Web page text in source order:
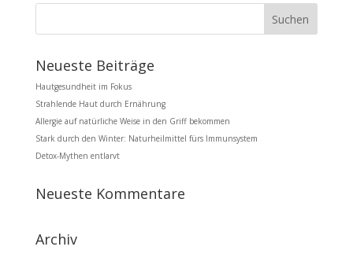
Neueste Beiträge
Hautgesundheit im Fokus
Strahlende Haut durch Ernährung
Allergie auf natürliche Weise in den Griff bekommen
Stark durch den Winter: Naturheilmittel fürs Immunsystem
Detox-Mythen entlarvt
Neueste Kommentare
Archiv